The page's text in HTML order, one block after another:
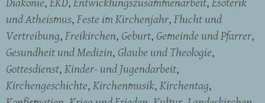
und Atheismus Feste im Kirchenjahr Flucht und
Vertreibung Freikirchen Geburt Gemeinde und Pfarrer
Gesundheit und Medizin Glaube und Theologie
Gottesdienst Kinder- und Jugendarbeit
Kirchengeschichte Kirchenmusik Kirchentag